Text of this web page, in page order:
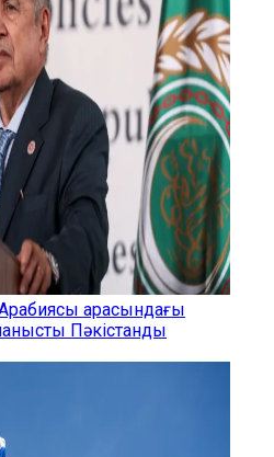
арасындағы
Пәкістанды